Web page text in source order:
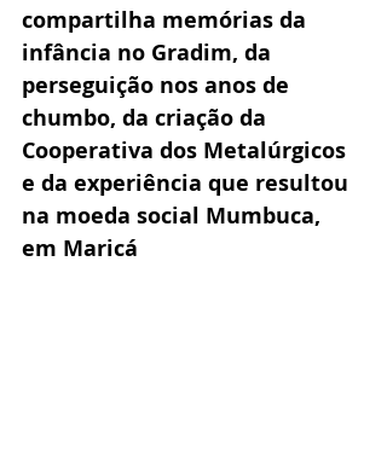
compartilha memórias da
infância no Gradim, da
perseguição nos anos de
chumbo, da criação da
Cooperativa dos Metalúrgicos
e da experiência que resultou
na moeda social Mumbuca,
em Maricá